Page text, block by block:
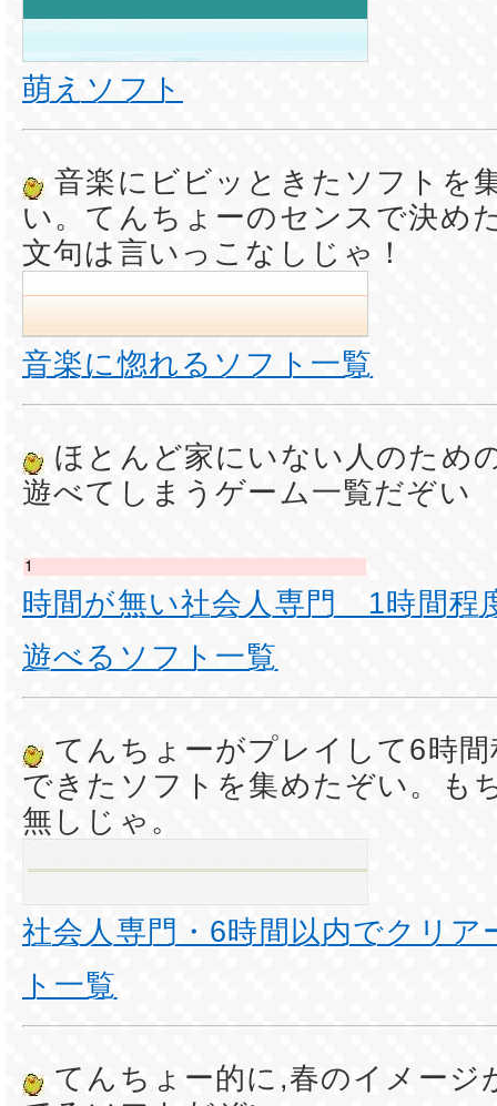
萌えソフト
音楽にビビッときたソフトを
い。てんちょーのセンスで決め
文句は言いっこなしじゃ！
音楽に惚れるソフト一覧
ほとんど家にいない人のため
遊べてしまうゲーム一覧だぞい
時間が無い社会人専門 1時間程
遊べるソフト一覧
てんちょーがプレイして6時
できたソフトを集めたぞい。も
無しじゃ。
社会人専門・6時間以内でクリア
ト一覧
てんちょー的に,春のイメージ